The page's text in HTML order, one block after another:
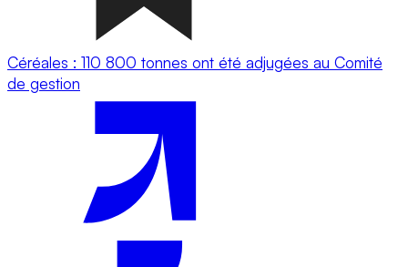
Céréales : 110 800 tonnes ont été adjugées au Comité
de gestion